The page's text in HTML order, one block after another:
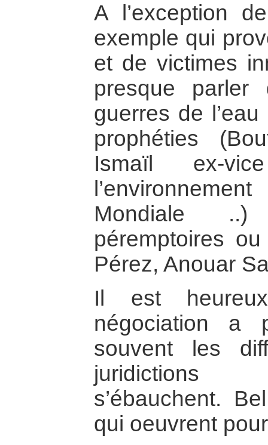
A l’exception
exemple qui
et de victimes
presque
guerres de
prophéties
Ismaïl ex-
Mondiale
péremptoires
Pérez, Anouar
Il est
négociation a
souvent les
juridictions
s’ébauchent.
qui oeuvrent